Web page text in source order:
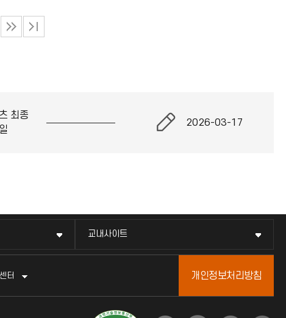
최종
2026-03-17
교내사이트
터 개인정보처리방침